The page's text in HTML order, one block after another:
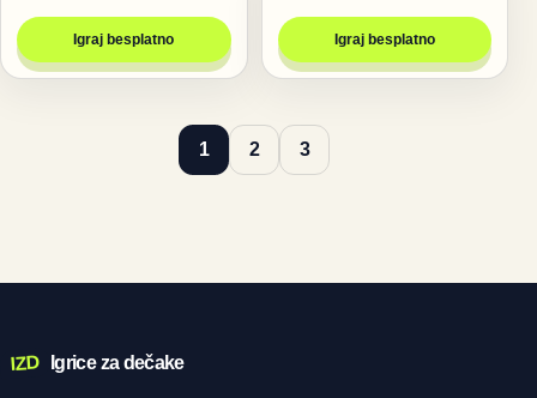
Igraj besplatno Igraj besplatno
1 2 3
IZD Igrice za dečake